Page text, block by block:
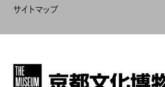
サイトマップ